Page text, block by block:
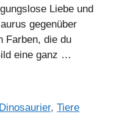
Liebe und
gegenüber
Farben, die du
eine ganz …
Dinosaurier,Tiere